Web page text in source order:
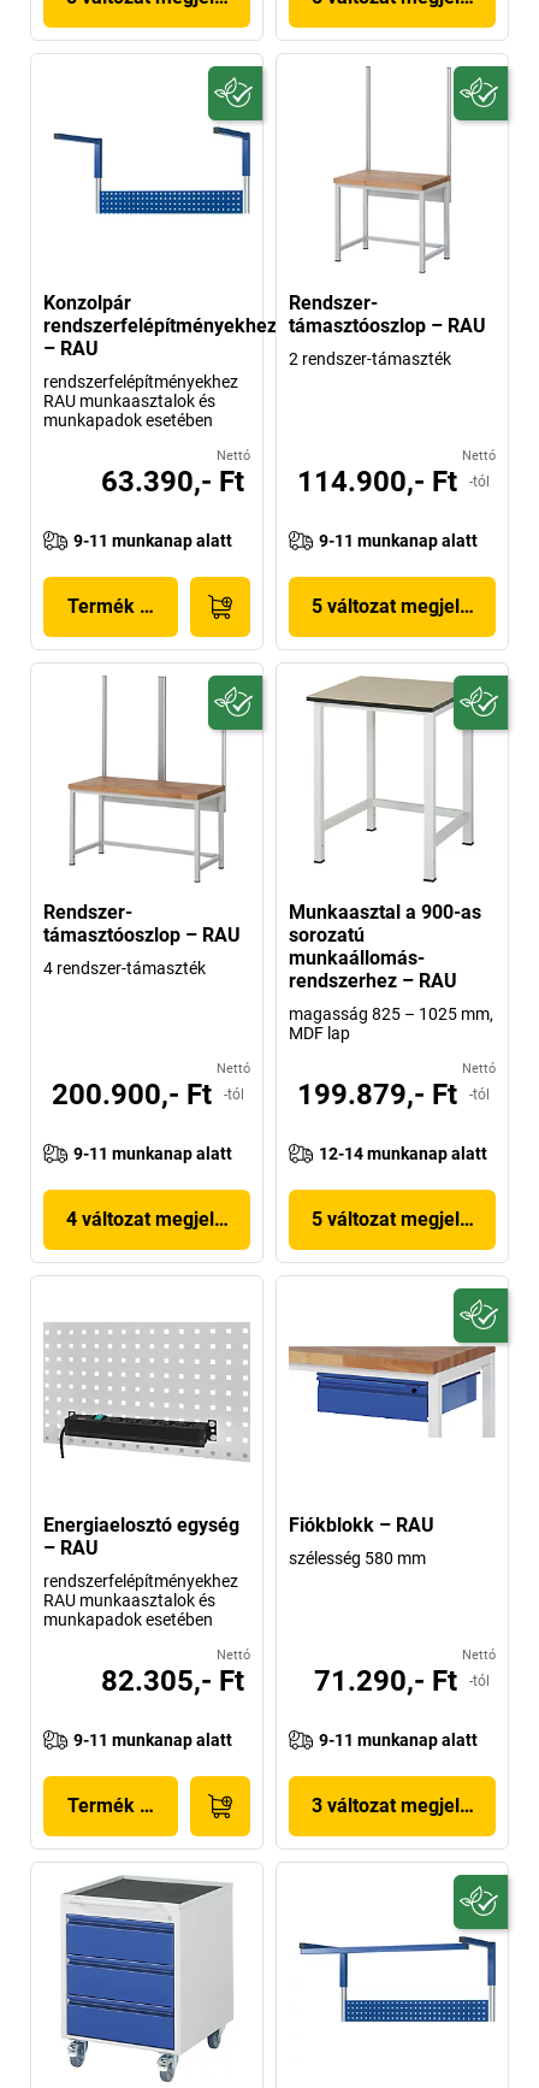
Konzolpár
rendszerfelépítményekhez
– RAU
rendszerfelépítményekhez
RAU munkaasztalok és
munkapadok esetében
Nettó
63.390,- Ft
9-11 munkanap alatt
Termék megjelenítése
Rendszer-
támasztóoszlop – RAU
2 rendszer-támaszték
Nettó
114.900,- Ft -tól
9-11 munkanap alatt
5 változat megjelenítése
Rendszer-
támasztóoszlop – RAU
4 rendszer-támaszték
Nettó
200.900,- Ft -tól
9-11 munkanap alatt
4 változat megjelenítése
Munkaasztal a 900-as
sorozatú
munkaállomás-
rendszerhez – RAU
magasság 825 – 1025 mm,
MDF lap
Nettó
199.879,- Ft -tól
12-14 munkanap alatt
5 változat megjelenítése
Energiaelosztó egység
– RAU
rendszerfelépítményekhez
RAU munkaasztalok és
munkapadok esetében
Nettó
82.305,- Ft
9-11 munkanap alatt
Termék megjelenítése
Fiókblokk – RAU
szélesség 580 mm
Nettó
71.290,- Ft -tól
9-11 munkanap alatt
3 változat megjelenítése